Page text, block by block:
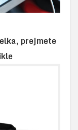
prejmete